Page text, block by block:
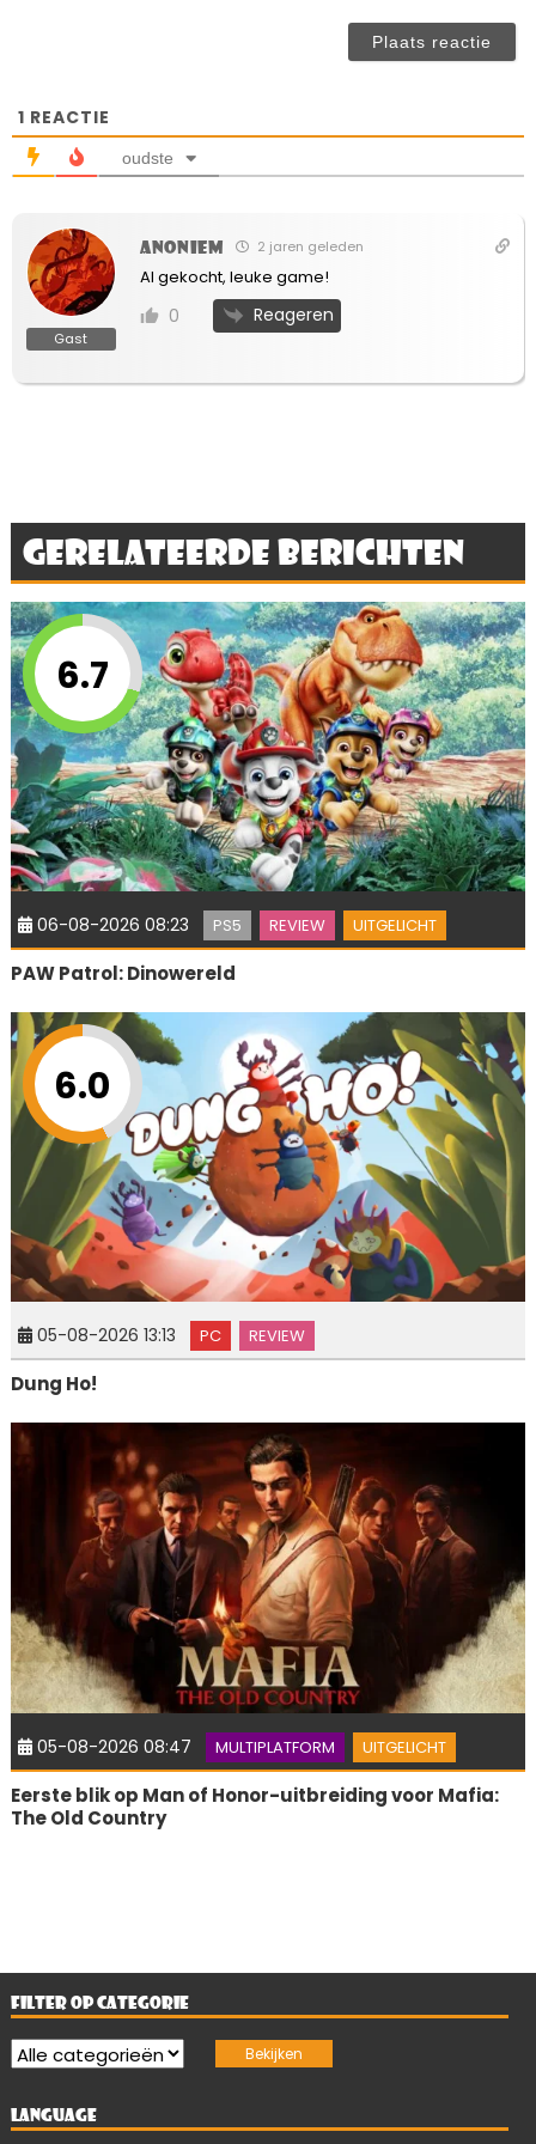
1 REACTIE
oudste
Gast
Anoniem 2 jaren geleden
Al gekocht, leuke game!
0 Reageren
Gerelateerde berichten
6.7
06-08-2026 08:23 PS5 REVIEW UITGELICHT
PAW Patrol: Dinowereld
6.0
05-08-2026 13:13 PC REVIEW
Dung Ho!
05-08-2026 08:47 MULTIPLATFORM UITGELICHT
Eerste blik op Man of Honor-uitbreiding voor Mafia:
The Old Country
FILTER OP CATEGORIE
LANGUAGE